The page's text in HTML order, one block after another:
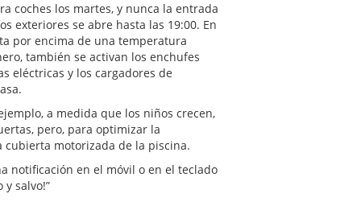
coches los martes, y nunca la entrada
exteriores se abre hasta las 19:00. En
por encima de una temperatura
también se activan los enchufes
eléctricas y los cargadores de
a medida que los niños crecen,
pero, para optimizar la
cubierta motorizada de la piscina.
notificación en el móvil o en el teclado
y salvo!”